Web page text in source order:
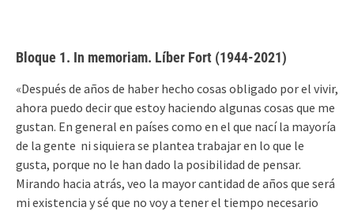
Bloque 1. In memoriam. Líber Fort (1944-2021)
«Después de años de haber hecho cosas obligado por el vivir,
ahora puedo decir que estoy haciendo algunas cosas que me
gustan. En general en países como en el que nací la mayoría
de la gente ni siquiera se plantea trabajar en lo que le
gusta, porque no le han dado la posibilidad de pensar.
Mirando hacia atrás, veo la mayor cantidad de años que será
mi existencia y sé que no voy a tener el tiempo necesario